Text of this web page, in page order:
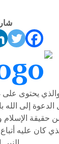
يحتوى
إلى الله
حقيقة الإسلام
كان عليه